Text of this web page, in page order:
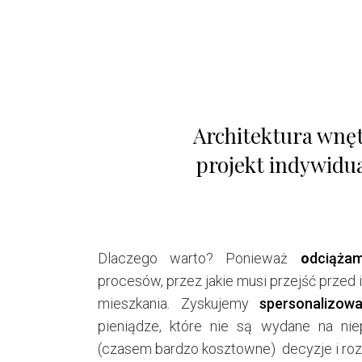
Architektura
projekt
Dlaczego warto? Ponieważ o
procesów, przez jakie musi przejść przed
mieszkania. Zyskujemy
pieniądze, które nie są wydane na
(czasem bardzo kosztowne) decyzje i